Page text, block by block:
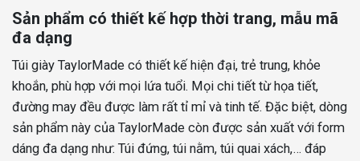
Sản phẩm có thiết kế hợp thời trang, mẫu mã
đa dạng
Túi giày TaylorMade có thiết kế hiện đại, trẻ trung, khỏe
khoắn, phù hợp với mọi lứa tuổi. Mọi chi tiết từ họa tiết,
đường may đều được làm rất tỉ mỉ và tinh tế. Đặc biệt, dòng
sản phẩm này của TaylorMade còn được sản xuất với form
dáng đa dạng như: Túi đứng, túi nằm, túi quai xách,… đáp